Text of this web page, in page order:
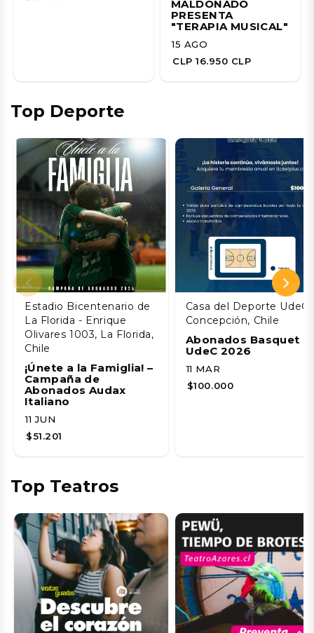
MALDONADO
PRESENTA
"TERAPIA MUSICAL"
15 AGO
CLP 16.950 CLP
Top Deporte
Estadio Bicentenario de
La Florida - Enrique
Olivares 1003, La Florida,
Chile
¡Únete a la Famiglia! –
Campaña de
Abonados Audax
Italiano
11 JUN
$51.201
Casa del Deporte UdeC,
Concepción, Chile
Abonados Basquet
UdeC 2026
11 MAR
$100.000
Top Teatros